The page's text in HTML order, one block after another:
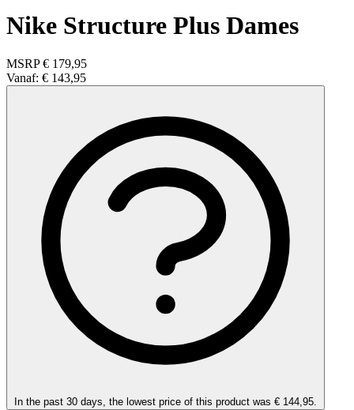
Nike Structure Plus Dames
MSRP € 179,95
Vanaf: € 143,95
In the past 30 days, the lowest price of this product was € 144,95.